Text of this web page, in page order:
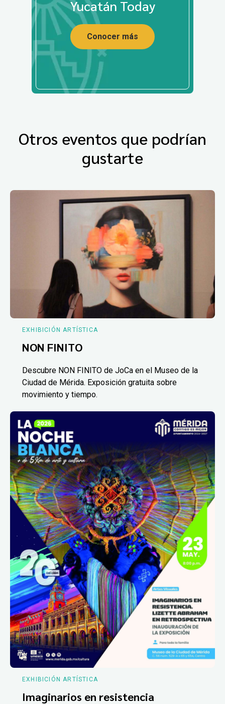
Yucatán Today
Conocer más
Otros eventos que podrían
gustarte
EXHIBICIÓN ARTÍSTICA
NON FINITO
Descubre NON FINITO de JoCa en el Museo de la
Ciudad de Mérida. Exposición gratuita sobre
movimiento y tiempo.
EXHIBICIÓN ARTÍSTICA
Imaginarios en resistencia